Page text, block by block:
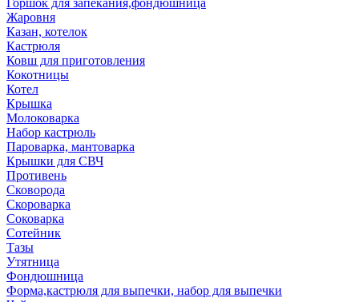
Горшок для запекания,фондюшница
Жаровня
Казан, котелок
Кастрюля
Ковш для приготовления
Кокотницы
Котел
Крышка
Молоковарка
Набор кастрюль
Пароварка, мантоварка
Крышки для СВЧ
Противень
Сковорода
Скороварка
Соковарка
Сотейник
Тазы
Утятница
Фондюшница
Форма,кастрюля для выпечки, набор для выпечки